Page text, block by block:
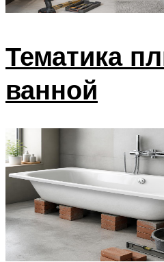
Тематика
ванной